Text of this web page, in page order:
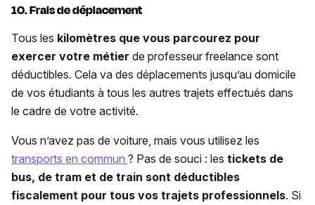
10. Frais de déplacement
Tous les kilomètres que vous parcourez pour
exercer votre métier de professeur freelance sont
déductibles. Cela va des déplacements jusqu’au domicile
de vos étudiants à tous les autres trajets effectués dans
le cadre de votre activité.
Vous n’avez pas de voiture, mais vous utilisez les
transports en commun ? Pas de souci : les tickets de
bus, de tram et de train sont déductibles
fiscalement pour tous vos trajets professionnels. Si